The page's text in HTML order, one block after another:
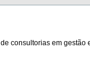
consultorias em gestão